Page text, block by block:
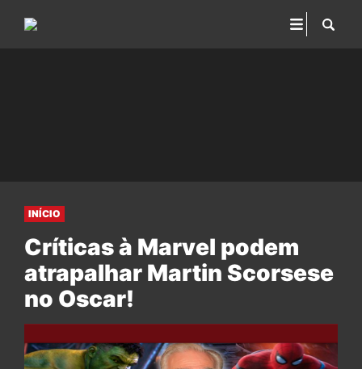
INÍCIO
Críticas à Marvel podem
atrapalhar Martin Scorsese
no Oscar!